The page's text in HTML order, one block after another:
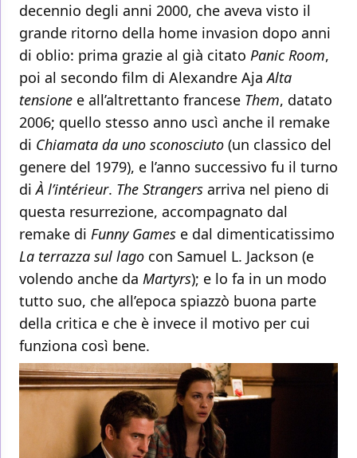
decennio degli anni 2000, che aveva visto il
grande ritorno della home invasion dopo anni
di oblio: prima grazie al già citato Panic Room,
poi al secondo film di Alexandre AjaAlta
tensione e all’altrettanto francese Them, datato
2006; quello stesso anno uscì anche il remake
di Chiamata da uno sconosciuto (un classico del
genere del 1979), e l’anno successivo fu il turno
diÀ l’intérieur. The Strangers arriva nel pieno di
questa resurrezione, accompagnato dal
remake di Funny Games e dal dimenticatissimo
La terrazza sul lago con Samuel L. Jackson (e
volendo anche da Martyrs); e lo fa in un modo
tutto suo, che all’epoca spiazzò buona parte
della critica e che è invece il motivo per cui
funziona così bene.